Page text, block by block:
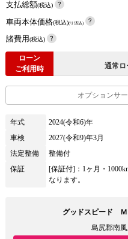
支払総額(税込)
車両本体価格(税込)(リ済込)
諸費用(税込)
ローン
ご利用時
通常ロ
オプションサ
年式 2024(令和6)年
車検
2027(令和9)年3月
法定整備
整備付
保証
[保証付]：1ヶ月・
なります。
グッドスピード
島尻郡南